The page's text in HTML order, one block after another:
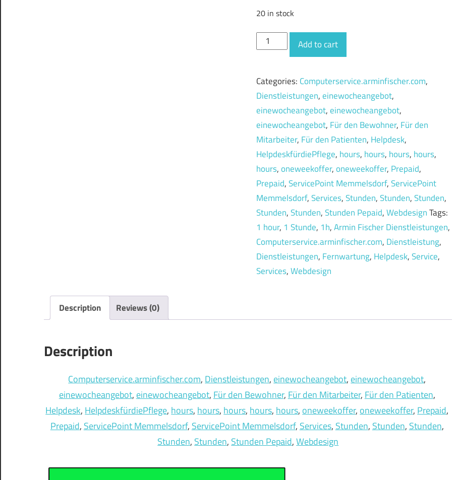
20 in stock
social
-
oneweekoffer
quantity
Add to cart
Categories: Computerservice.arminfischer.com,
Dienstleistungen,einewocheangebot,
einewocheangebot,einewocheangebot,
einewocheangebot, Für den Bewohner, Für den
Mitarbeiter, Für den Patienten, Helpdesk,
HelpdeskfürdiePflege, hours, hours, hours, hours,
hours,oneweekoffer,oneweekoffer, Prepaid,
Prepaid,ServicePoint Memmelsdorf,ServicePoint
Memmelsdorf,Services,Stunden,Stunden,Stunden,
Stunden,Stunden,Stunden Pepaid,WebdesignTags:
1 hour, 1 Stunde, 1h,Armin Fischer Dienstleistungen,
Computerservice.arminfischer.com, Dienstleistung,
Dienstleistungen, Fernwartung, Helpdesk,Service,
Services,Webdesign
Description Reviews (0)
Description
Computerservice.arminfischer.com, Dienstleistungen, einewocheangebot, einewocheangebot
einewocheangebot, einewocheangebot, Für den Bewohner, Für den Mitarbeiter, Für den Patienten
Helpdesk, HelpdeskfürdiePflege, hours, hours, hours, hours, hours, oneweekoffer, oneweekoffer, Prepaid
Prepaid, ServicePoint Memmelsdorf, ServicePoint Memmelsdorf, Services, Stunden, Stunden, Stunden
Stunden, Stunden, Stunden Pepaid, Webdesign